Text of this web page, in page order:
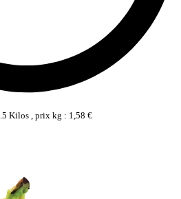
Kilos , prix kg : 1,58 €